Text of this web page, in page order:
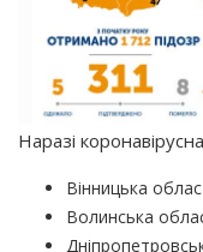
Наразі
Вінницька
Волинська